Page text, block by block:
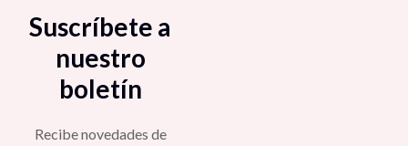
Suscríbete a
nuestro
boletín
Recibe novedades de